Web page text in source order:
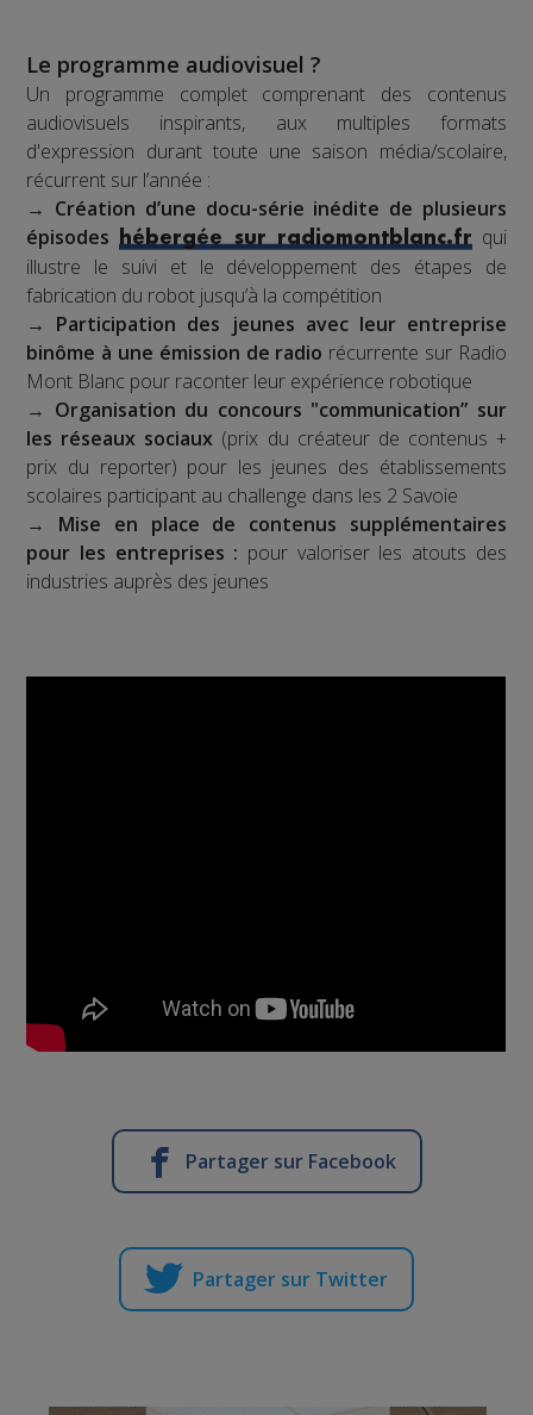
Le programme audiovisuel ?
Un programme complet comprenant des contenus
audiovisuels inspirants, aux multiples formats
d'expression durant toute une saison média/scolaire,
récurrent sur l’année :
→ Création d’une docu-série inédite de plusieurs
épisodes
hébergée sur radiomontblanc.frqui
illustre le suivi et le développement des étapes de
fabrication du robot jusqu’à la compétition
→ Participation des jeunes avec leur entreprise
binôme à une émission de radio récurrente sur Radio
Mont Blanc pour raconter leur expérience robotique
→ Organisation du concours "communication” sur
les réseaux sociaux (prix du créateur de contenus +
prix du reporter) pour les jeunes des établissements
scolaires participant au challenge dans les 2 Savoie
→ Mise en place de contenus supplémentaires
pour les entreprises : pour valoriser les atouts des
industries auprès des jeunes
Partager sur Facebook
Partager sur Twitter